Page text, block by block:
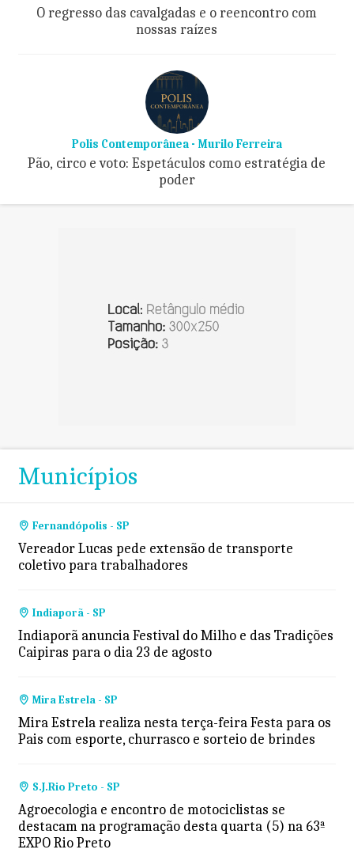
O regresso das cavalgadas e o reencontro com
nossas raízes
Polis Contemporânea - Murilo Ferreira
Pão, circo e voto: Espetáculos como estratégia de
poder
Municípios
Fernandópolis - SP
Vereador Lucas pede extensão de transporte
coletivo para trabalhadores
Indiaporã - SP
Indiaporã anuncia Festival do Milho e das Tradições
Caipiras para o dia 23 de agosto
Mira Estrela - SP
Mira Estrela realiza nesta terça-feira Festa para os
Pais com esporte, churrasco e sorteio de brindes
S.J.Rio Preto - SP
Agroecologia e encontro de motociclistas se
destacam na programação desta quarta (5) na 63ª
EXPO Rio Preto